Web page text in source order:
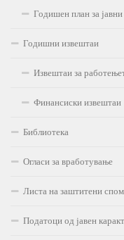
Годишен план за
Годишни извештаи
Извештаи за
Финансиски извештаи
Библиотека
Огласи за вработување
Листа на заштитени
Податоци од јавен